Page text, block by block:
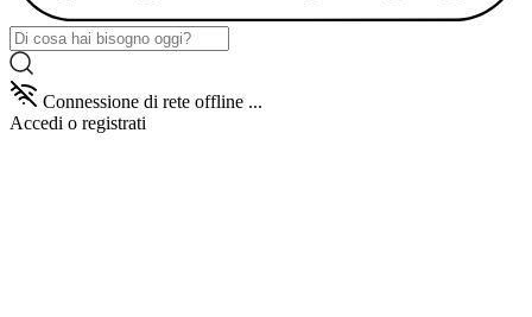
Connessione di rete offline ...
Accedi o registrati